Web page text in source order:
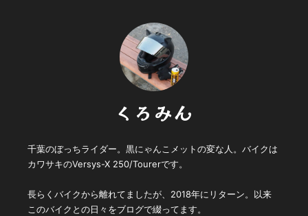
くろみん
千葉のぼっちライダー。黒にゃんこメットの変な人。バイクは
カワサキのVersys-X 250/Tourerです。
長らくバイクから離れてましたが、2018年にリターン。以来
このバイクとの日々をブログで綴ってます。